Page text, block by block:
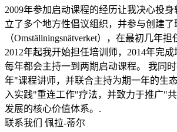
2009年参加启动课程的经历让我决心投身
立了多个地方性倡议组织，并参与创建
（Omställningsnätverket），在最初几年
2012年起我开始担任培训师，2014年完成
每年都会主持一到两期启动课程。 我同
年"课程讲师，并联合主持为期一年的生
入实践"重连工作"疗法，并致力于推广"
发展的核心价值体系。.
联系我们 佩拉-蒂尔